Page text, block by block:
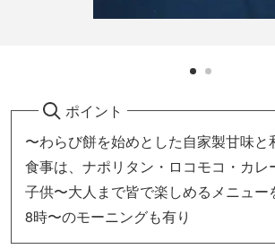
ポイント
〜わらび餅を始めとした自家製甘味と
食事は、ナポリタン・ロコモコ・カレ
子供〜大人まで皆で楽しめるメニュー
8時〜のモーニングも有り